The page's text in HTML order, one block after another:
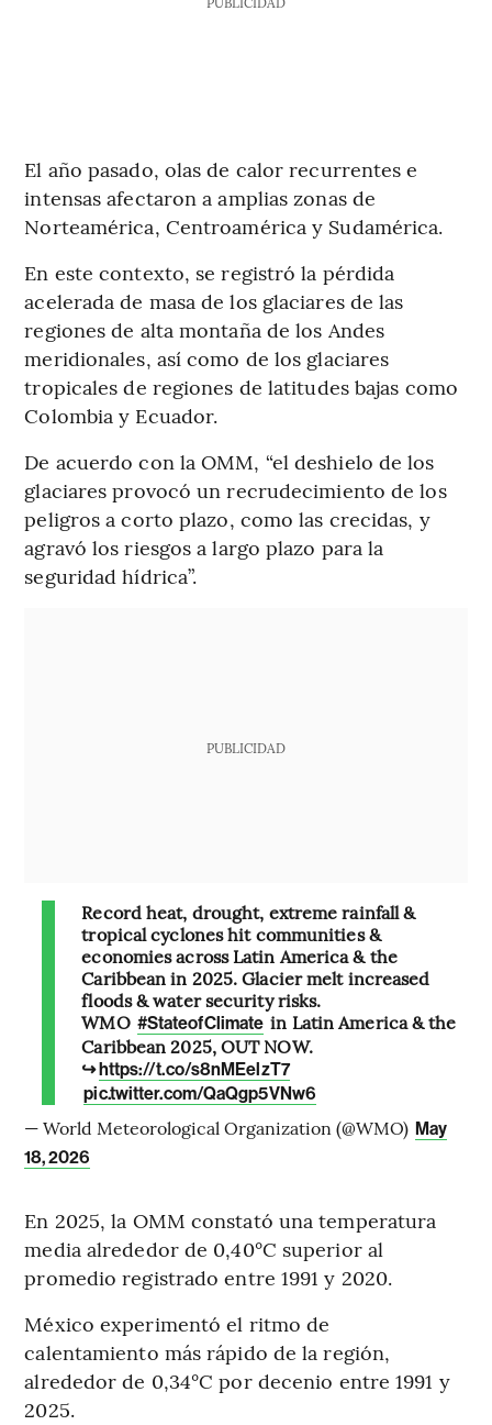
El año pasado, olas de calor recurrentes e
intensas afectaron a amplias zonas de
Norteamérica, Centroamérica y Sudamérica.
En este contexto, se registró la pérdida
acelerada de masa de los glaciares de las
regiones de alta montaña de los Andes
meridionales, así como de los glaciares
tropicales de regiones de latitudes bajas como
Colombia y Ecuador.
De acuerdo con la OMM, “el deshielo de los
glaciares provocó un recrudecimiento de los
peligros a corto plazo, como las crecidas, y
agravó los riesgos a largo plazo para la
seguridad hídrica”.
PUBLICIDAD
Record heat, drought, extreme rainfall &
tropical cyclones hit communities &
economies across Latin America & the
Caribbean in 2025. Glacier melt increased
floods & water security risks.
WMO #StateofClimate in Latin America & the
Caribbean 2025, OUT NOW.
↪️https://t.co/s8nMEelzT7
pic.twitter.com/QaQgp5VNw6
— World Meteorological Organization (@WMO) May
18, 2026
En 2025, la OMM constató una temperatura
media alrededor de 0,40°C superior al
promedio registrado entre 1991 y 2020.
México experimentó el ritmo de
calentamiento más rápido de la región,
alrededor de 0,34°C por decenio entre 1991 y
2025.